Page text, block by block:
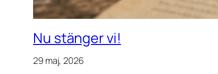
Nu stänger vi!
29 maj, 2026